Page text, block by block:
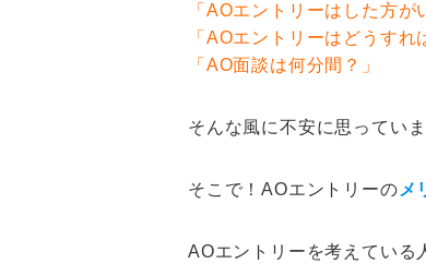
「AOエントリーはした方が
「AOエントリーはどうすれ
「AO面談は何分間？」
そんな風に不安に思ってい
そこで！AOエントリーの メ
AOエントリーを考えている